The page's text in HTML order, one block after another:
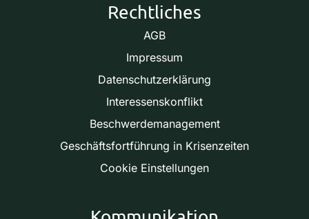
Rechtliches
AGB
Impressum
Datenschutzerklärung
Interessenskonflikt
Beschwerdemanagement
Geschäftsfortführung in Krisenzeiten
Cookie Einstellungen